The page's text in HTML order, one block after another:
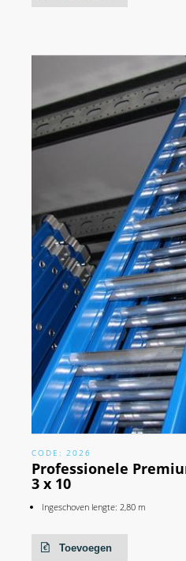
CODE: 2026
Professionele
3 x 10
Ingeschoven lengte: 2,80 m
Toevoegen